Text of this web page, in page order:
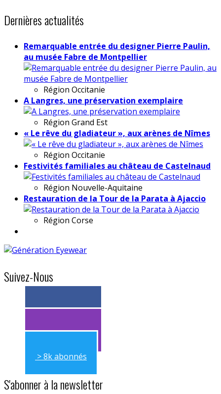
Dernières actualités
Remarquable entrée du designer Pierre Paulin,
au musée Fabre de Montpellier
Région Occitanie
A Langres, une préservation exemplaire
Région Grand Est
« Le rêve du gladiateur », aux arènes de Nîmes
Région Occitanie
Festivités familiales au château de Castelnaud
Région Nouvelle-Aquitaine
Restauration de la Tour de la Parata à Ajaccio
Région Corse
Suivez-Nous
> 11k abonnés
> 11k abonnés
> 8k abonnés
S'abonner à la newsletter